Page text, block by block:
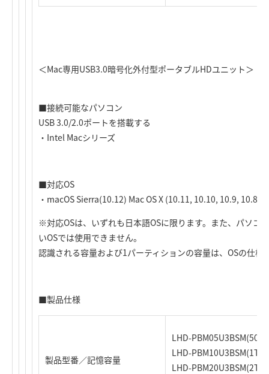
＜Mac専用USB3.0暗号化外付型ポータブルHDユニット＞
■接続可能なパソコン
USB 3.0/2.0ポートを搭載する
・Intel Macシリーズ
■対応OS
・macOS Sierra(10.12) Mac OS X (10.11, 10.10, 10.9, 10.8)
※対応OSは、いずれも日本語OSに限ります。また、パソコ
いOSでは使用できません。
認識される容量および1パーティションの容量は、OSの仕様
■製品仕様
製品型番／記憶容量
LHD-
LHD-
LHD-